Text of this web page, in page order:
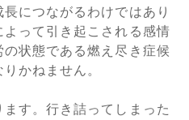
につながるわけではあり
って引き起こされる感情
状態である燃え尽き症候
かねません。
す。行き詰ってしまった